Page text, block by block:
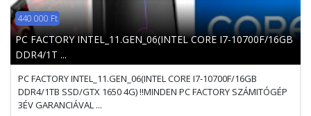
440 000 Ft
PC FACTORY INTEL_11.GEN_06(INTEL CORE I7-10700F/16GB
DDR4/1T ...
PC FACTORY INTEL_11.GEN_06(INTEL CORE I7-10700F/16GB
DDR4/1TB SSD/GTX 1650 4G) !!MINDEN PC FACTORY SZÁMITÓGÉP
3ÉV GARANCIÁVAL ...